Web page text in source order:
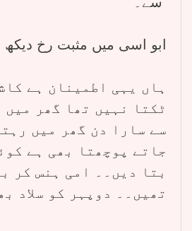
ابو اسی میں مثبت رخ دیکھ
ہاں یہی اطمینان ہے
ٹکتا نہیں تھا گھر میں
سے سارا دن گھر میں
جاتے پوچھتا بھی ہے
بتا دیں۔۔ امی ہنس کر
تھیں۔۔ دوپہر کو سلاد